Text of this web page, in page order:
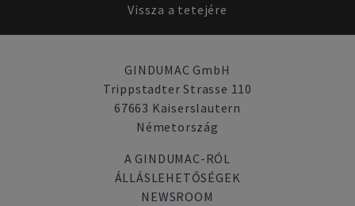
Vissza a tetejére
GINDUMAC GmbH
Trippstadter Strasse 110
67663 Kaiserslautern
Németország
A GINDUMAC-RÓL
ÁLLÁSLEHETŐSÉGEK
NEWSROOM